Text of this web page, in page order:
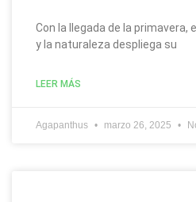
Con la llegada de la
y la naturaleza despliega su
LEER MÁS
Agapanthus marzo 26, 2025